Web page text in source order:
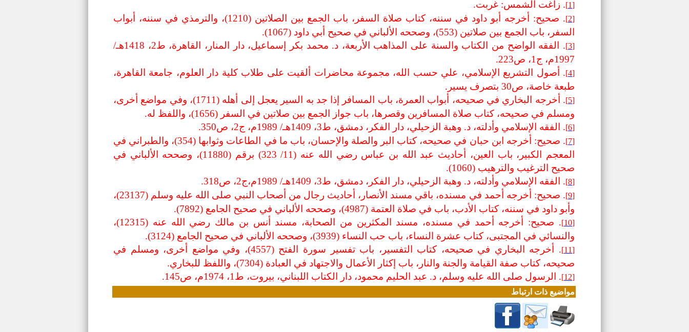
[1] . زاغت الشمس: غربت.
[2]
. صحيح: أخرجه أبو داود في سننه، كتاب صلاة السفر، باب الجمع بين الصلاتين (1210)، والترمذي في سننه، أبواب
السفر، باب الجمع بين صلاتين (553)، وصححه الألباني في صحيح أبي داود (1067).
[3]
. الفقه الواضح من الكتاب والسنة على المذاهب الأربعة، د. محمد بكر إسماعيل، دار المنار، القاهرة، ط2، 1418هـ/
1997م، ج1، ص223.
[4]
. أصول التشريع الإسلامي، علي حسب الله، مجموعة محاضرات ألقيت على طلاب كلية دار العلوم، جامعة القاهرة،
طبعة خاصة، ص30 بتصرف يسير.
[5]
. أخرجه البخاري في صحيحه، أبواب العمرة، باب المسافر إذا جد به السير يعجل إلى أهله (1711)، وفي مواضع أخرى،
ومسلم في صحيحه، كتاب صلاة المسافرين وقصرها، باب جواز الجمع بين صلاتين في السفر (1656)، واللفظ له.
[6] . الفقه الإسلامي وأدلته، د. وهبة الزحيلي، دار الفكر، دمشق، ط3، 1409هـ/ 1989م، ج2، ص350.
[7]
. صحيح: أخرجه ابن حبان في صحيحه، كتاب البر والصلة والإحسان، باب ما في الطاعات وثوابها (354)، والطبراني في
المعجم الكبير، باب العين، أحاديث عبد الله بن عباس رضي الله عنه (11/ 323) برقم (11880)، وصححه الألباني في
صحيح الترغيب والترهيب (1060).
[8] . الفقه الإسلامي وأدلته، د. وهبة الزحيلي، دار الفكر، دمشق، ط3، 1409هـ/ 1989م،ج2، ص318.
[9]
. صحيح: أخرجه أحمد في مسنده، باقي مسند الأنصار، أحاديث رجال من أصحاب النبي صلى الله عليه وسلم (23137)،
وأبو داود في سننه، كتاب الأدب، باب في صلاة العتمة (4987)، وصححه الألباني في صحيح الجامع (7892).
[10]
. صحيح: أخرجه أحمد في مسنده، مسند المكثرين من الصحابة، مسند أنس بن مالك رضي الله عنه (12315)،
والنسائي في المجتبى، كتاب عشرة النساء، باب حب النساء (3939)، وصححه الألباني في صحيح الجامع (3124).
[11]
. أخرجه البخاري في صحيحه، كتاب التفسير، باب تفسير سورة الفتح (4557)، وفي مواضع أخرى، ومسلم في
صحيحه، كتاب صفة القيامة والجنة والنار، باب إكثار الأعمال والاجتهاد في العبادة (7304)، واللفظ للبخاري.
[12] . الرسول صلى الله عليه وسلم، د. عبد الحليم محمود، دار الكتاب اللبناني، بيروت، ط1، 1974م، ص145.
مواضيع ذات ارتباط